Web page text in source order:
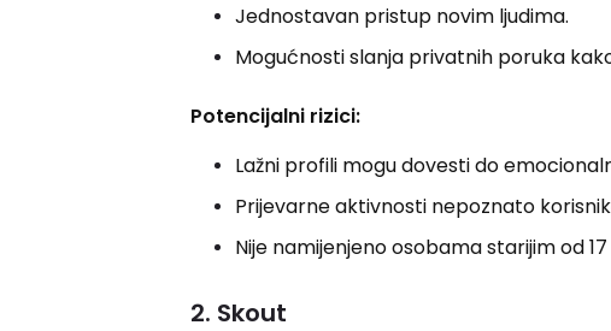
Jednostavan pristup novim ljudima.
Mogućnosti slanja privatnih poruka
Potencijalni rizici:
Lažni profili mogu dovesti do
Prijevarne aktivnosti nepoznato
Nije namijenjeno osobama starijim od
2. Skout